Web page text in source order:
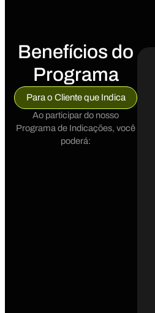
Benefícios do
Programa
Para o Cliente que Indica
Ao participar do nosso
Programa de Indicações, você
poderá: